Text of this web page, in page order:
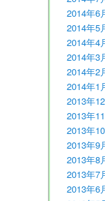
2014年6
2014年5
2014年4
2014年3
2014年2
2014年1
2013年
2013年
2013年
2013年9
2013年8
2013年7
2013年6